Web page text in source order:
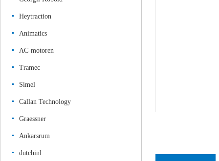
Heytraction
Animatics
AC-motoren
Tramec
Simel
Callan Technology
Graessner
Ankarsrum
dutchinl